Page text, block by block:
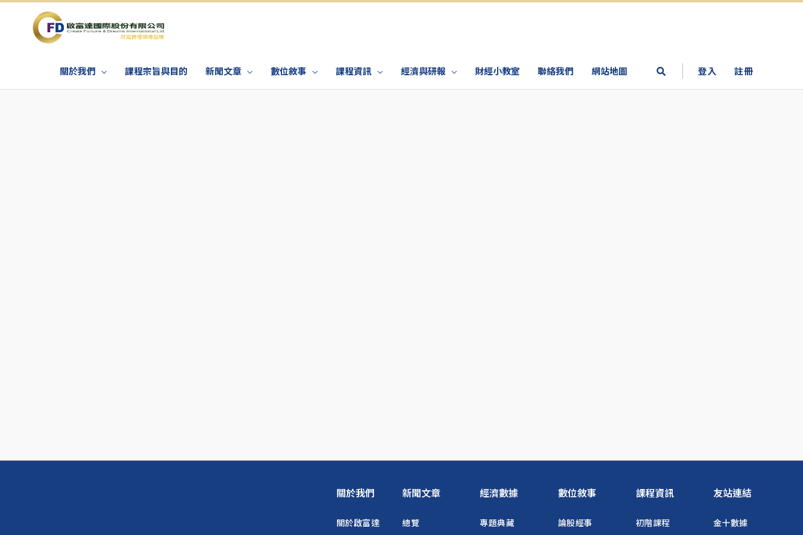
關於我們 課程宗旨與目的 新聞文章 數位敘事 課程資訊 經濟與研報 財經小教室 聯絡我們 網站地圖 登入 註冊
關於我們
關於啟富達
新聞文章
總覽
經濟數據
專題典藏
數位敘事
論股經事
課程資訊
初階課程
友站連結
金十數據